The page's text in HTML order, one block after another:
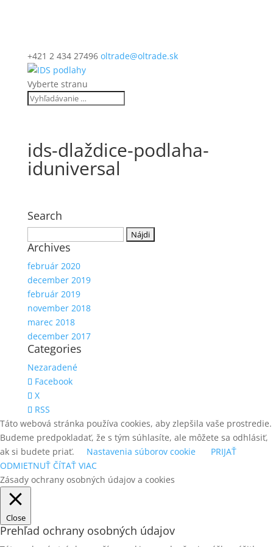
+421 2 434 27496 oltrade@oltrade.sk
Vyberte stranu
ids-dlaždice-podlaha-
iduniversal
Search
Archives
február 2020
december 2019
február 2019
november 2018
marec 2018
december 2017
Categories
Nezaradené
Facebook
X
RSS
Táto webová stránka používa cookies, aby zlepšila vaše prostredie.
Budeme predpokladať, že s tým súhlasíte, ale môžete sa odhlásiť,
ak si budete priať.
Nastavenia súborov cookie
PRIJAŤ
ODMIETNUŤ ČÍTAŤ VIAC
Zásady ochrany osobných údajov a cookies
Close
Prehľad ochrany osobných údajov